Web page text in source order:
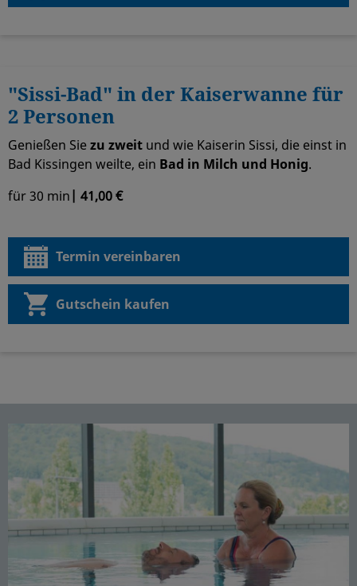
"Sissi-Bad" in der Kaiserwanne für
2 Personen
Genießen Siezu zweit und wie Kaiserin Sissi, die einst in
Bad Kissingen weilte, ein Bad in Milch und Honig.
für 30 min | 41,00 €
Termin vereinbaren
Gutschein kaufen